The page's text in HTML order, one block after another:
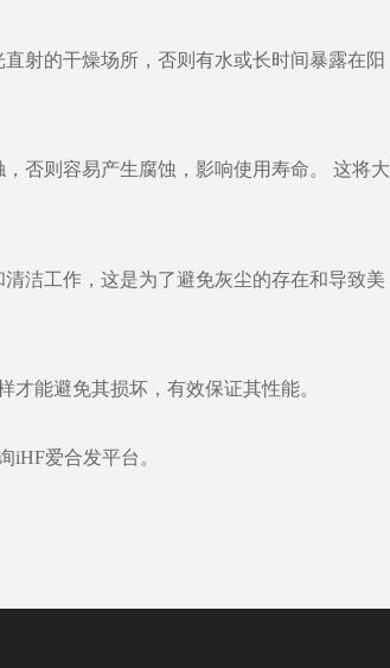
射的干燥场所，否则有水或长时间暴露在阳
否则容易产生腐蚀，影响使用寿命。 这将大
洁工作，这是为了避免灰尘的存在和导致美
能避免其损坏，有效保证其性能。
iHF爱合发平台。